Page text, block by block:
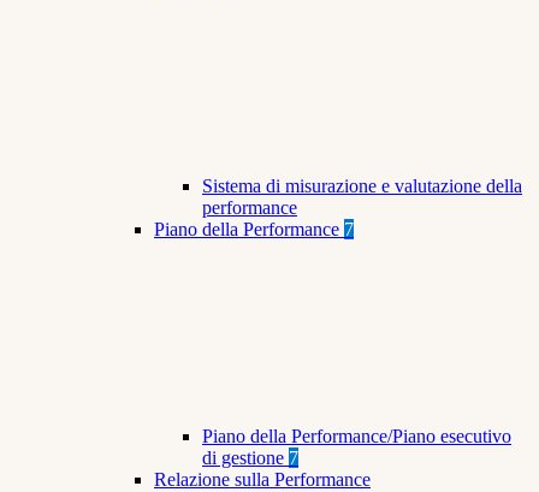
Sistema di misurazione e valutazione della
performance
Piano della Performance 7
Piano della Performance/Piano esecutivo
di gestione 7
Relazione sulla Performance